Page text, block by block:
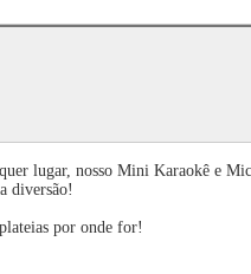
lugar, nosso Mini Karaokê e
diversão!
por onde for!